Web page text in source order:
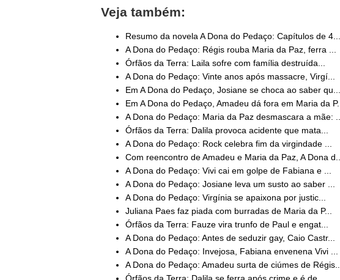
Veja também:
Resumo da novela A Dona do Pedaço: Capítulos de 4...
A Dona do Pedaço: Régis rouba Maria da Paz, ferra ...
Órfãos da Terra: Laila sofre com família destruída...
A Dona do Pedaço: Vinte anos após massacre, Virgí...
Em A Dona do Pedaço, Josiane se choca ao saber qu...
Em A Dona do Pedaço, Amadeu dá fora em Maria da P...
A Dona do Pedaço: Maria da Paz desmascara a mãe: ...
Órfãos da Terra: Dalila provoca acidente que mata...
A Dona do Pedaço: Rock celebra fim da virgindade ...
Com reencontro de Amadeu e Maria da Paz, A Dona d...
A Dona do Pedaço: Vivi cai em golpe de Fabiana e ...
A Dona do Pedaço: Josiane leva um susto ao saber ...
A Dona do Pedaço: Virgínia se apaixona por justic...
Juliana Paes faz piada com burradas de Maria da P...
Órfãos da Terra: Fauze vira trunfo de Paul e engat...
A Dona do Pedaço: Antes de seduzir gay, Caio Castr...
A Dona do Pedaço: Invejosa, Fabiana envenena Vivi ...
A Dona do Pedaço: Amadeu surta de ciúmes de Régis...